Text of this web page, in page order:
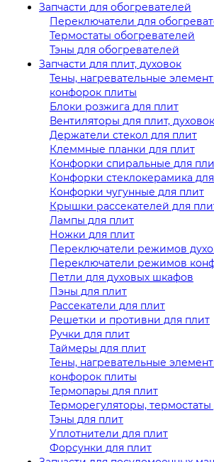
Запчасти для обогревателей
Переключатели для
Термостаты обогревателей
Тэны для обогревателей
Запчасти для плит, духовок
Тены, нагревательные
конфорок плиты
Блоки розжига для плит
Вентиляторы для плит, духовок
Держатели стекол для плит
Клеммные планки для плит
Конфорки спиральные для
Конфорки стеклокерамика
Конфорки чугунные для плит
Крышки рассекателей для
Лампы для плит
Ножки для плит
Переключатели режимов
Переключатели режимов
Петли для духовых шкафов
Пэны для плит
Рассекатели для плит
Решетки и противни для плит
Ручки для плит
Таймеры для плит
Тены, нагревательные
конфорок плиты
Термопары для плит
Терморегуляторы, термостаты
Тэны для плит
Уплотнители для плит
Форсунки для плит